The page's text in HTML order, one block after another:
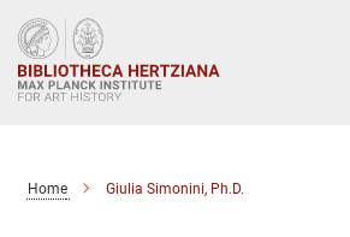
Main-
Content
Home Giulia Simonini, Ph.D.